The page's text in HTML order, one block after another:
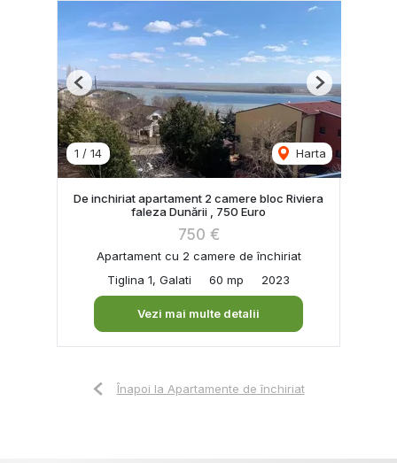
1 / 14 Harta
Previous Next
De inchiriat apartament 2 camere bloc Riviera
faleza Dunării , 750 Euro
750 €
Apartament cu 2 camere de închiriat
Tiglina 1, Galati
60 mp 2023
Vezi mai multe detalii
Înapoi la Apartamente de închiriat